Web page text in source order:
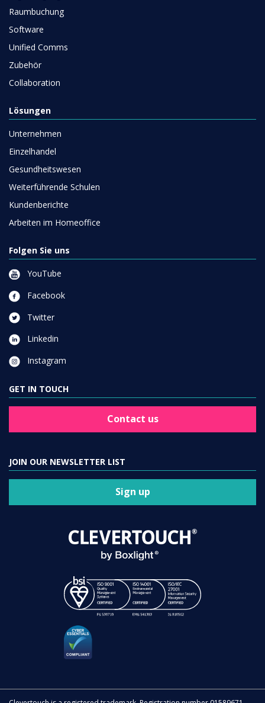
Raumbuchung
Software
Unified Comms
Zubehör
Collaboration
Lösungen
Unternehmen
Einzelhandel
Gesundheitswesen
Weiterführende Schulen
Kundenberichte
Arbeiten im Homeoffice
Folgen Sie uns
YouTube
Facebook
Twitter
Linkedin
Instagram
GET IN TOUCH
Contact us
JOIN OUR NEWSLETTER LIST
Sign up